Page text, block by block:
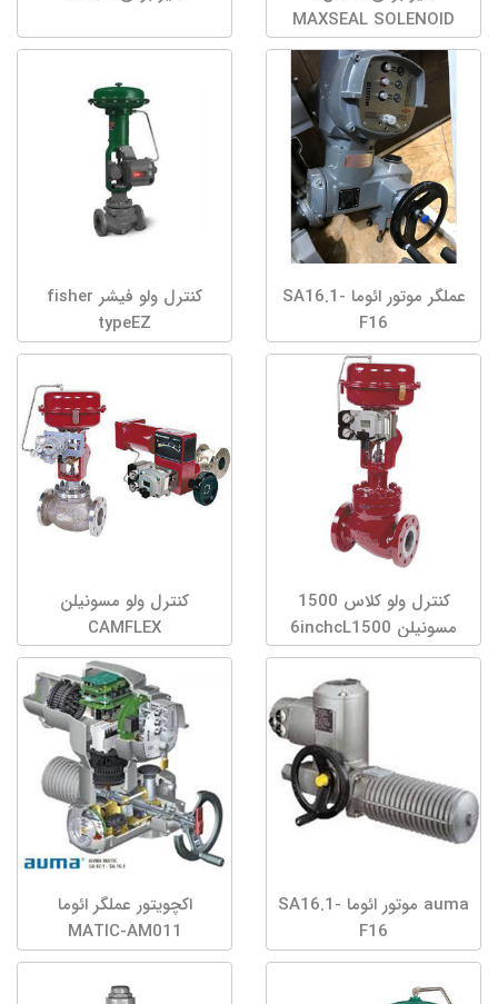
MAXSEAL SOLENOID
VALVE
عملگر موتور ائوما SA16.1-
F16
کنترل ولو فیشر fisher
typeEZ
کنترل ولو کلاس 1500
مسونیلن 6inchcL1500
کنترل ولو مسونیلن
CAMFLEX
auma موتور ائوما SA16.1-
F16
اکچویتور عملگر ائوما
MATIC-AM011